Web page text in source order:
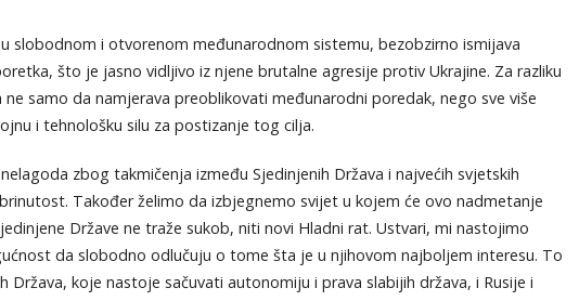
slobodnom i otvorenom međunarodnom sistemu, bezobzirno ismijava
što je jasno vidljivo iz njene brutalne agresije protiv Ukrajine. Za razliku
ne samo da namjerava preoblikovati međunarodni poredak, nego sve više
i tehnološku silu za postizanje tog cilja.
zbog takmičenja između Sjedinjenih Država i najvećih svjetskih
Također želimo da izbjegnemo svijet u kojem će ovo nadmetanje
Države ne traže sukob, niti novi Hladni rat. Ustvari, mi nastojimo
da slobodno odlučuju o tome šta je u njihovom najboljem interesu. To
Država, koje nastoje sačuvati autonomiju i prava slabijih država, i Rusije i